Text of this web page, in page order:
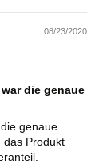
08/23/2020
die genaue
genaue
das Produkt